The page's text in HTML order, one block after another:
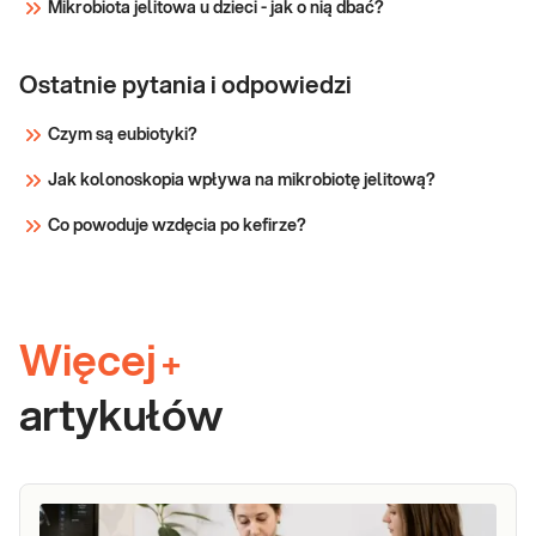
Mikrobiota jelitowa u dzieci - jak o nią dbać?
Ostatnie pytania i odpowiedzi
Czym są eubiotyki?
Jak kolonoskopia wpływa na mikrobiotę jelitową?
Co powoduje wzdęcia po kefirze?
Więcej +
artykułów